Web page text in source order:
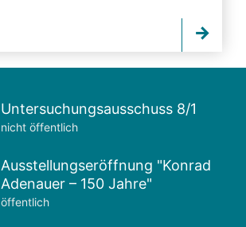
Untersuchungsausschuss 8/1
nicht öffentlich
Ausstellungseröffnung "Konrad
Adenauer – 150 Jahre"
öffentlich